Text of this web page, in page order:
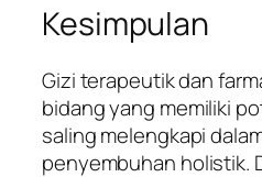
Kesimpulan
Gizi terapeutik dan
bidang yang memiliki
saling melengkapi
penyembuhan holistik.